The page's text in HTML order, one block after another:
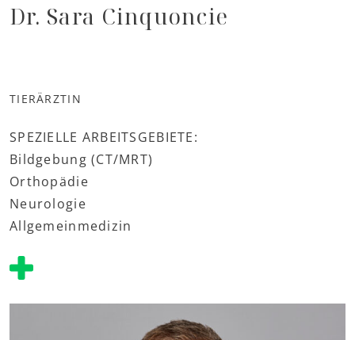
Dr. Sara Cinquoncie
TIERÄRZTIN
SPEZIELLE ARBEITSGEBIETE:
Bildgebung (CT/MRT)
Orthopädie
Neurologie
Allgemeinmedizin